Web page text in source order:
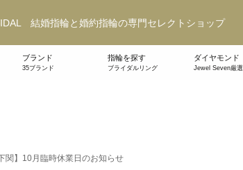
結婚指輪と婚約指輪の専門セレクトショップ
ブランド
35ブランド
指輪を探す
ブライダルリング
ダイヤモンド
Jewel Seven厳選
関】10月臨時休業日のお知らせ